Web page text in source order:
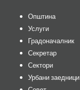
Општина
Услуги
Градоначалник
Секретар
Сектори
Урбани заедници